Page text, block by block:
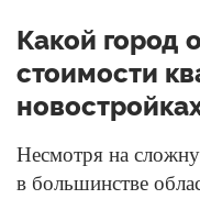
Какой город
стоимости
Несмотря на
в большинстве